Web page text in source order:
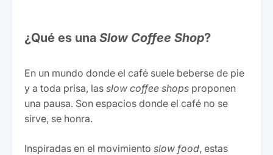
¿Qué es una Slow Coffee Shop?
En un mundo donde el café suele beberse de pie
y a toda prisa, las slow coffee shops proponen
una pausa. Son espacios donde el café no se
sirve, se honra.
Inspiradas en el movimiento slow food, estas